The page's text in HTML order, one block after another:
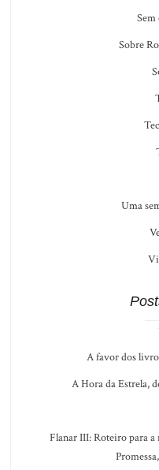
Sem
Sobre
Uma
A favor dos
A Hora da Estrela,
Flanar III: Roteiro para a